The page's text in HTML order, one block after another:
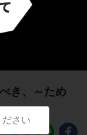
き、～ため